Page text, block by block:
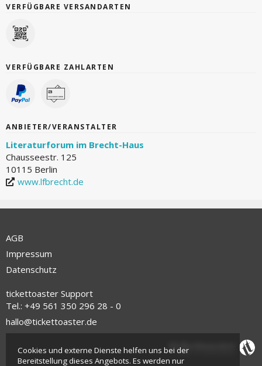
VERFÜGBARE VERSANDARTEN
VERFÜGBARE ZAHLARTEN
ANBIETER/VERANSTALTER
Literaturforum im Brecht-Haus
Chausseestr. 125
10115 Berlin
www.lfbrecht.de
AGB
Impressum
Datenschutz
tickettoaster Support
Tel.: +49 561 350 296 28 - 0
hallo@tickettoaster.de
Cookies und externe Dienste helfen uns bei der
Bereitstellung dieses Angebots. Es werden nur